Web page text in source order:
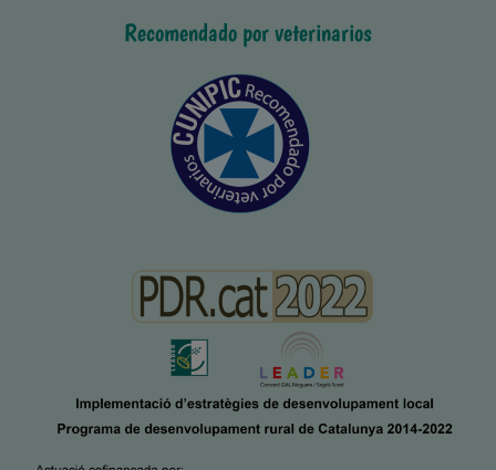
Recomendado por veterinarios